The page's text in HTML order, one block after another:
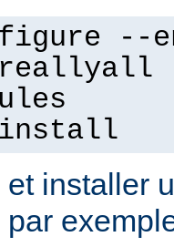
--
install
installer
par